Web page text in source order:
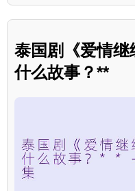
泰国剧《爱情继
什么故事？**